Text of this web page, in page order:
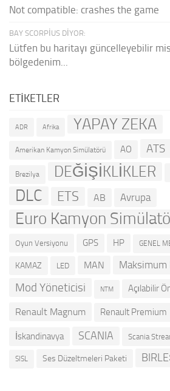
Not compatible: crashes the game
BAY SCORPIUS DIYOR:
Lütfen bu haritayı güncelleyebilir
bölgedenim...
ETIKETLER
ADR Afrika YAPAY ZEKA
Amerikan Kamyon Simülatörü AO ATS
Brezilya DEĞİŞİKLİKLER
DLC ETS AB Avrupa
Euro Kamyon
Oyun Versiyonu GPS HP GENEL
KAMAZ LED MAN Maksimum
Mod Yöneticisi NTM Açılabilir
Renault Magnum Renault Premium
İskandinavya SCANIA Scania
SISL Ses Düzeltmeleri Paketi